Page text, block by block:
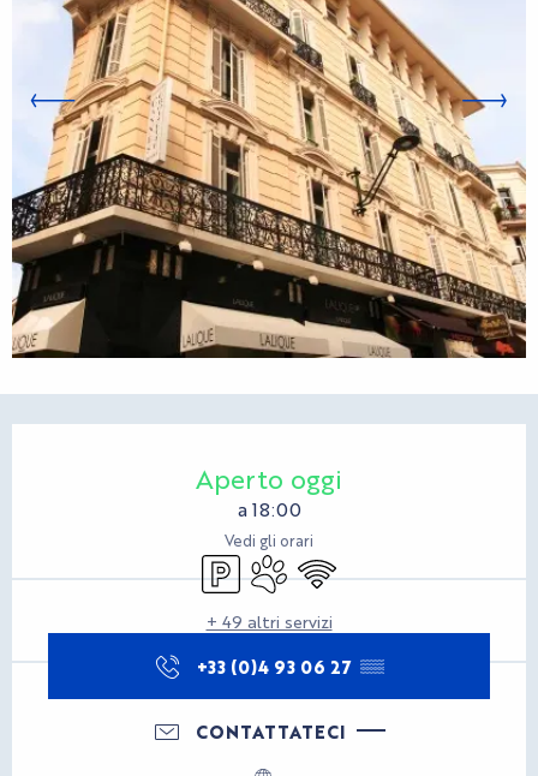
Aperto oggi
a 18:00
Vedi gli orari
ParcheggioAnimali ammessi
Wi-Fi
+ 49 altri servizi
+33 (0)4 93 06 27 ▒▒
CONTATTATECI